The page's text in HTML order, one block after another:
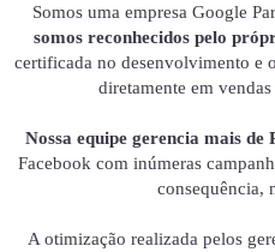
Somos uma empresa Google
somos reconhecidos pelo
certificada no desenvolvimento e
diretamente em
Nossa equipe gerencia mais de
Facebook com inúmeras
consequência,
A otimização realizada pelos